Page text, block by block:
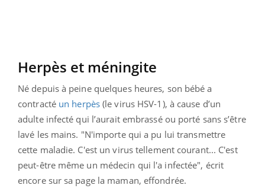
Herpès et méningite
Né depuis à peine quelques heures, son bébé a
contracté un herpès(le virus HSV-1), à cause d’un
adulte infecté qui l’aurait embrassé ou porté sans s’être
lavé les mains. "N'importe qui a pu lui transmettre
cette maladie. C'est un virus tellement courant... C'est
peut-être même un médecin qui l'a infectée", écrit
encore sur sa page la maman, effondrée.